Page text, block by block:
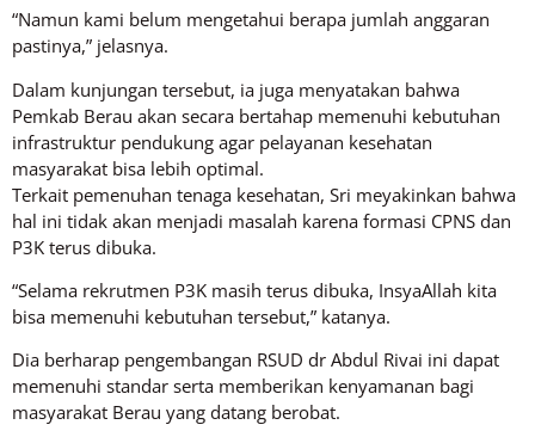
“Namun kami belum mengetahui berapa jumlah anggaran
pastinya,” jelasnya.
Dalam kunjungan tersebut, ia juga menyatakan bahwa
Pemkab Berau akan secara bertahap memenuhi kebutuhan
infrastruktur pendukung agar pelayanan kesehatan
masyarakat bisa lebih optimal.
Terkait pemenuhan tenaga kesehatan, Sri meyakinkan bahwa
hal ini tidak akan menjadi masalah karena formasi CPNS dan
P3K terus dibuka.
“Selama rekrutmen P3K masih terus dibuka, InsyaAllah kita
bisa memenuhi kebutuhan tersebut,” katanya.
Dia berharap pengembangan RSUD dr Abdul Rivai ini dapat
memenuhi standar serta memberikan kenyamanan bagi
masyarakat Berau yang datang berobat.